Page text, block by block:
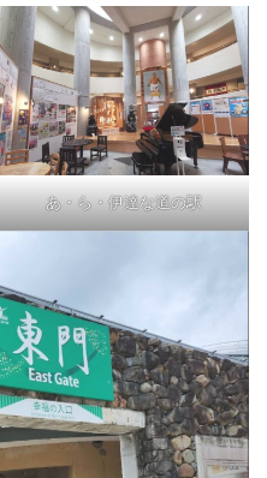
あ・ら・伊達な道の駅